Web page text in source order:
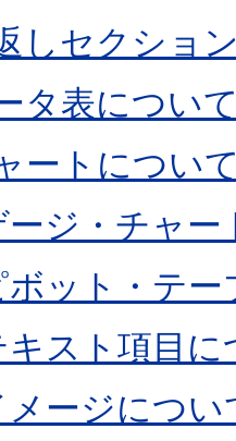
しセクショ
タ表につい
ートについ
ージ・チャ
ボット・テ
キスト項目に
メージについ